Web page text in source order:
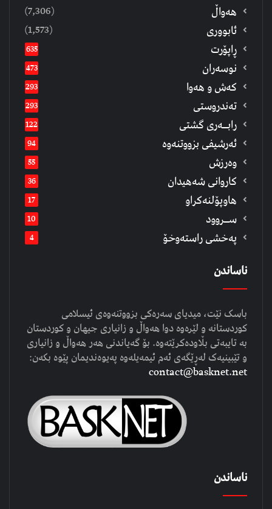
هەواڵ (7,306)
ئابووری (1,573)
ڕاپۆرت 635
نوسەران 473
كەش و هەوا 293
تەندروستی 293
رابــه‌ری گشتی 122
ئەرشیفى بزووتنەوە 94
وەرزش 55
كاروانی شەهیدان 36
هاوپۆلنەكراو 17
ســروود 10
په‌خشی راسته‌وخۆ 4
ناساندن
باسک نێت، میدیای سەرەکی بزووتنەوەی ئیسلامی
کوردستانە و لێرەوە دوا هەواڵ و زانیاری جیهان و کوردستان
بە تایبەتی بڵاودەکرێتەوە. بۆ گەیاندنی هەر هەواڵ و زانیاری
و تێبینیەک لەڕێگەی ئەم ئیمەیلەوە پەیوەندیمان پێوە بکەن:
contact@basknet.net
ناساندن